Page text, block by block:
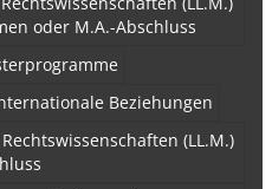
oder M.A.-Abschluss
Beziehungen
(LL.M.)